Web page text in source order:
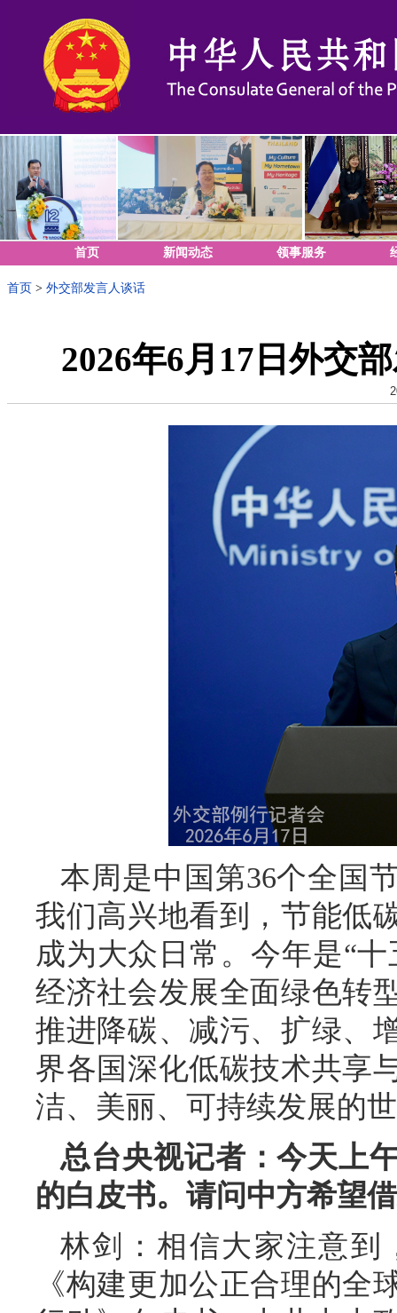
首页 新闻动态 领事服务
首页 > 外交部发言人谈话
2026年6月17日外交
本周是中国第36个全国
我们高兴地看到，节能低
成为大众日常。今年是“
经济社会发展全面绿色转
推进降碳、减污、扩绿、
界各国深化低碳技术共享
洁、美丽、可持续发展的
总台央视记者：今天上
的白皮书。请问中方希望
林剑：相信大家注意到
《构建更加公正合理的全